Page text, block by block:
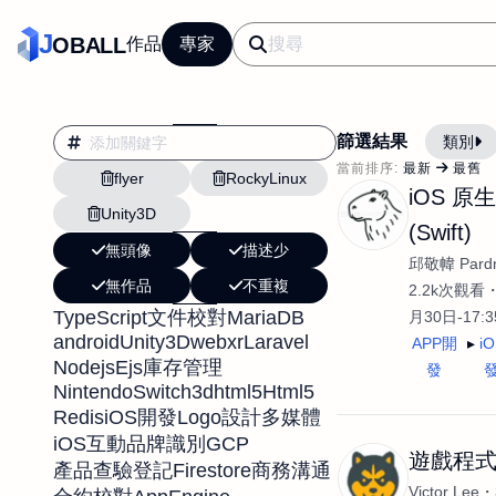
JOBALL作品 專家
flyer
RockyLinux
Unity3D
無頭像
描述少
無作品
不重複
TypeScript文件校對MariaDB
androidUnity3DwebxrLaravel
NodejsEjs庫存管理
NintendoSwitch3d html5Html5
RedisiOS開發Logo設計多媒體
iOS互動品牌識別 GCP
產品查驗登記Firestore商務溝通
篩選結果 類別
當前排序: 最新 最舊
翻譯
影片剪輯
設計插畫
網站設計與架設
文案撰寫翻譯虛擬
DM傳單海報平面設
iOS 原
(Swift)
邱敬幃
2.2k次觀看
月30日-
APP開
發
遊戲程
Victor Lee